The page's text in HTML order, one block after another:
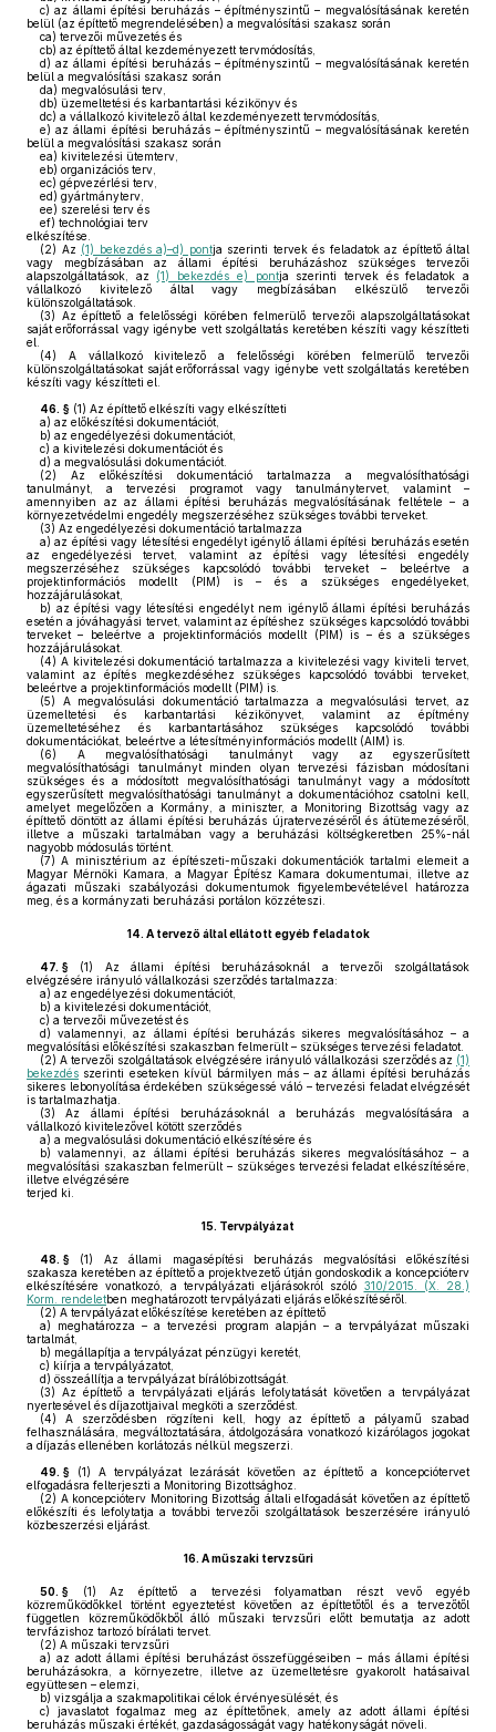
c) az állami építési beruházás – építményszintű – megvalósításának keretén
belül (az építtető megrendelésében) a megvalósítási szakasz során
ca) tervezői művezetés és
cb) az építtető által kezdeményezett tervmódosítás,
d) az állami építési beruházás – építményszintű – megvalósításának keretén
belül a megvalósítási szakasz során
da) megvalósulási terv,
db) üzemeltetési és karbantartási kézikönyv és
dc) a vállalkozó kivitelező által kezdeményezett tervmódosítás,
e) az állami építési beruházás – építményszintű – megvalósításának keretén
belül a megvalósítási szakasz során
ea) kivitelezési ütemterv,
eb) organizációs terv,
ec) gépvezérlési terv,
ed) gyártmányterv,
ee) szerelési terv és
ef) technológiai terv
elkészítése.
(2) Az (1) bekezdés a)–d) pontja szerinti tervek és feladatok az építtető által
vagy megbízásában az állami építési beruházáshoz szükséges tervezői
alapszolgáltatások, az (1) bekezdés e) pontja szerinti tervek és feladatok a
vállalkozó kivitelező által vagy megbízásában elkészülő tervezői
különszolgáltatások.
(3) Az építtető a felelősségi körében felmerülő tervezői alapszolgáltatásokat
saját erőforrással vagy igénybe vett szolgáltatás keretében készíti vagy készítteti
el.
(4) A vállalkozó kivitelező a felelősségi körében felmerülő tervezői
különszolgáltatásokat saját erőforrással vagy igénybe vett szolgáltatás keretében
készíti vagy készítteti el.
46. § (1) Az építtető elkészíti vagy elkészítteti
a) az előkészítési dokumentációt,
b) az engedélyezési dokumentációt,
c) a kivitelezési dokumentációt és
d) a megvalósulási dokumentációt.
(2) Az előkészítési dokumentáció tartalmazza a megvalósíthatósági
tanulmányt, a tervezési programot vagy tanulmánytervet, valamint –
amennyiben az az állami építési beruházás megvalósításának feltétele – a
környezetvédelmi engedély megszerzéséhez szükséges további terveket.
(3) Az engedélyezési dokumentáció tartalmazza
a) az építési vagy létesítési engedélyt igénylő állami építési beruházás esetén
az engedélyezési tervet, valamint az építési vagy létesítési engedély
megszerzéséhez szükséges kapcsolódó további terveket – beleértve a
projektinformációs modellt (PIM) is – és a szükséges engedélyeket,
hozzájárulásokat,
b) az építési vagy létesítési engedélyt nem igénylő állami építési beruházás
esetén a jóváhagyási tervet, valamint az építéshez szükséges kapcsolódó további
terveket – beleértve a projektinformációs modellt (PIM) is – és a szükséges
hozzájárulásokat.
(4) A kivitelezési dokumentáció tartalmazza a kivitelezési vagy kiviteli tervet,
valamint az építés megkezdéséhez szükséges kapcsolódó további terveket,
beleértve a projektinformációs modellt (PIM) is.
(5) A megvalósulási dokumentáció tartalmazza a megvalósulási tervet, az
üzemeltetési és karbantartási kézikönyvet, valamint az építmény
üzemeltetéséhez és karbantartásához szükséges kapcsolódó további
dokumentációkat, beleértve a létesítményinformációs modellt (AIM) is.
(6) A megvalósíthatósági tanulmányt vagy az egyszerűsített
megvalósíthatósági tanulmányt minden olyan tervezési fázisban módosítani
szükséges és a módosított megvalósíthatósági tanulmányt vagy a módosított
egyszerűsített megvalósíthatósági tanulmányt a dokumentációhoz csatolni kell,
amelyet megelőzően a Kormány, a miniszter, a Monitoring Bizottság vagy az
építtető döntött az állami építési beruházás újratervezéséről és átütemezéséről,
illetve a műszaki tartalmában vagy a beruházási költségkeretben 25%-nál
nagyobb módosulás történt.
(7) A minisztérium az építészeti-műszaki dokumentációk tartalmi elemeit a
Magyar Mérnöki Kamara, a Magyar Építész Kamara dokumentumai, illetve az
ágazati műszaki szabályozási dokumentumok figyelembevételével határozza
meg, és a kormányzati beruházási portálon közzéteszi.
14. A tervező által ellátott egyéb feladatok
47. § (1)
Az állami építési beruházásoknál a tervezői szolgáltatások
elvégzésére irányuló vállalkozási szerződés tartalmazza:
a) az engedélyezési dokumentációt,
b) a kivitelezési dokumentációt,
c) a tervezői művezetést és
d) valamennyi, az állami építési beruházás sikeres megvalósításához – a
megvalósítási előkészítési szakaszban felmerült – szükséges tervezési feladatot.
(2) A tervezői szolgáltatások elvégzésére irányuló vállalkozási szerződés az (1)
bekezdés szerinti eseteken kívül bármilyen más – az állami építési beruházás
sikeres lebonyolítása érdekében szükségessé váló – tervezési feladat elvégzését
is tartalmazhatja.
(3) Az állami építési beruházásoknál a beruházás megvalósítására a
vállalkozó kivitelezővel kötött szerződés
a) a megvalósulási dokumentáció elkészítésére és
b) valamennyi, az állami építési beruházás sikeres megvalósításához – a
megvalósítási szakaszban felmerült – szükséges tervezési feladat elkészítésére,
illetve elvégzésére
terjed ki.
15. Tervpályázat
48. § (1)
Az állami magasépítési beruházás megvalósítási előkészítési
szakasza keretében az építtető a projektvezető útján gondoskodik a koncepcióterv
elkészítésére vonatkozó, a tervpályázati eljárásokról szóló 310/2015. (X. 28.)
Korm. rendeletben meghatározott tervpályázati eljárás előkészítéséről.
(2) A tervpályázat előkészítése keretében az építtető
a) meghatározza – a tervezési program alapján – a tervpályázat műszaki
tartalmát,
b) megállapítja a tervpályázat pénzügyi keretét,
c) kiírja a tervpályázatot,
d) összeállítja a tervpályázat bírálóbizottságát.
(3) Az építtető a tervpályázati eljárás lefolytatását követően a tervpályázat
nyertesével és díjazottjaival megköti a szerződést.
(4) A szerződésben rögzíteni kell, hogy az építtető a pályamű szabad
felhasználására, megváltoztatására, átdolgozására vonatkozó kizárólagos jogokat
a díjazás ellenében korlátozás nélkül megszerzi.
49. § (1) A tervpályázat lezárását követően az építtető a koncepciótervet
elfogadásra felterjeszti a Monitoring Bizottsághoz.
(2) A koncepcióterv Monitoring Bizottság általi elfogadását követően az építtető
előkészíti és lefolytatja a további tervezői szolgáltatások beszerzésére irányuló
közbeszerzési eljárást.
16. A műszaki tervzsűri
50. § (1) Az építtető a tervezési folyamatban részt vevő egyéb
közreműködőkkel történt egyeztetést követően az építtetőtől és a tervezőtől
független közreműködőkből álló műszaki tervzsűri előtt bemutatja az adott
tervfázishoz tartozó bírálati tervet.
(2) A műszaki tervzsűri
a) az adott állami építési beruházást összefüggéseiben – más állami építési
beruházásokra, a környezetre, illetve az üzemeltetésre gyakorolt hatásaival
együttesen – elemzi,
b) vizsgálja a szakmapolitikai célok érvényesülését, és
c) javaslatot fogalmaz meg az építtetőnek, amely az adott állami építési
beruházás műszaki értékét, gazdaságosságát vagy hatékonyságát növeli.